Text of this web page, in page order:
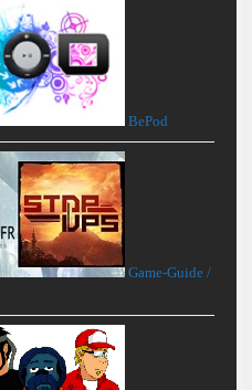
BePod
Game-Guide /